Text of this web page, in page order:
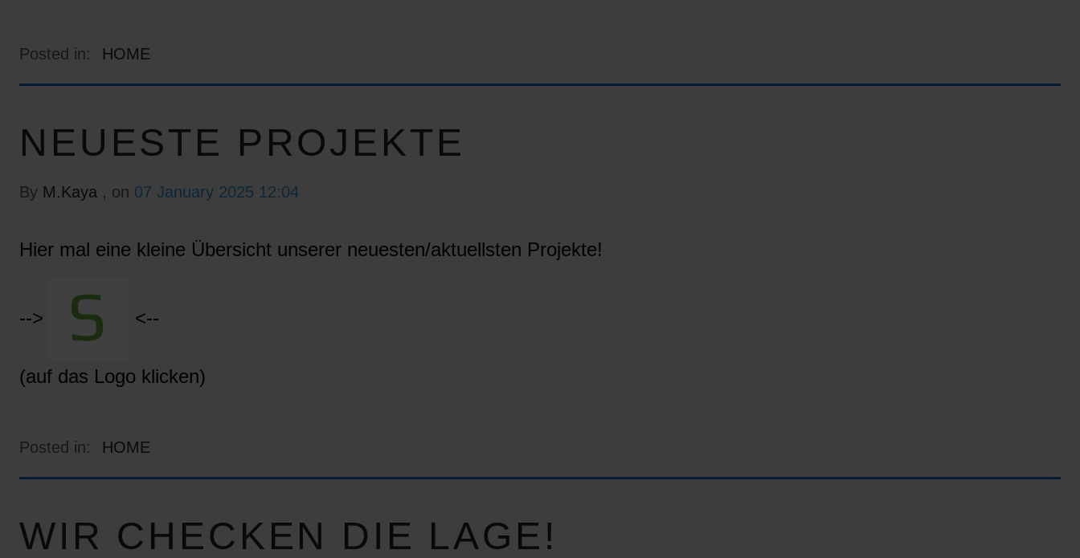
Posted in: HOME
NEUESTE PROJEKTE
By M.Kaya , on 07 January 2025 12:04
Hier mal eine kleine Übersicht unserer neuesten/aktuellsten Projekte!
--> <--
(auf das Logo klicken)
Posted in: HOME
WIR CHECKEN DIE LAGE!